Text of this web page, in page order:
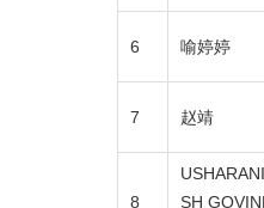
6 喻婷婷
7 赵靖
8
SH